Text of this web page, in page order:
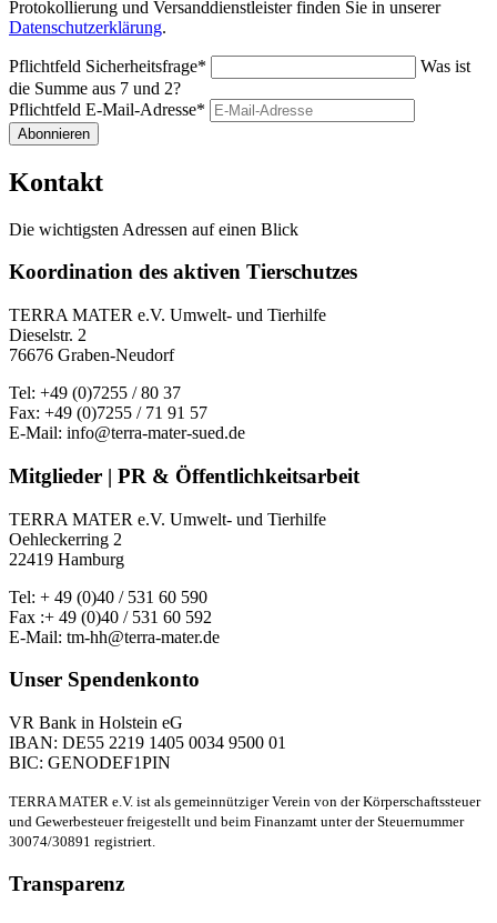
Protokollierung und Versanddienstleister finden Sie in unserer
Datenschutzerklärung.
Pflichtfeld Sicherheitsfrage*
Was ist
die Summe aus 7 und 2?
Pflichtfeld E-Mail-Adresse*
Abonnieren
Kontakt
Die wichtigsten Adressen auf einen Blick
Koordination des aktiven Tierschutzes
TERRA MATER e.V. Umwelt- und Tierhilfe
Dieselstr. 2
76676 Graben-Neudorf
Tel: +49 (0)7255 / 80 37
Fax: +49 (0)7255 / 71 91 57
E-Mail: info@terra-mater-sued.de
Mitglieder | PR & Öffentlichkeitsarbeit
TERRA MATER e.V. Umwelt- und Tierhilfe
Oehleckerring 2
22419 Hamburg
Tel: + 49 (0)40 / 531 60 590
Fax :+ 49 (0)40 / 531 60 592
E-Mail: tm-hh@terra-mater.de
Unser Spendenkonto
VR Bank in Holstein eG
IBAN: DE55 2219 1405 0034 9500 01
BIC: GENODEF1PIN
TERRA MATER e.V. ist als gemeinnütziger Verein von der Körperschaftssteuer
und Gewerbesteuer freigestellt und beim Finanzamt unter der Steuernummer
30074/30891 registriert.
Transparenz